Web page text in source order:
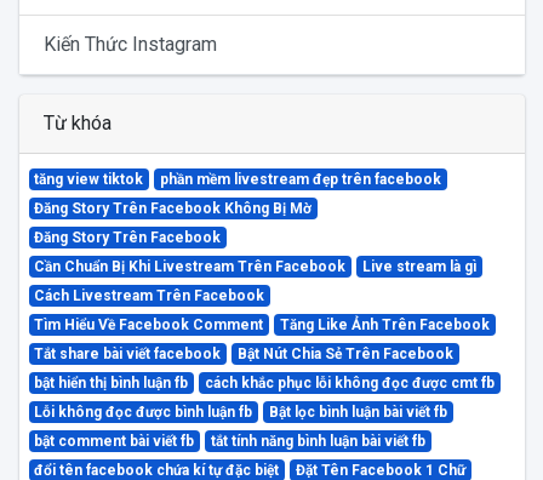
Kiến Thức Instagram
Từ khóa
tăng view tiktok
phần mềm livestream đẹp trên facebook
Đăng Story Trên Facebook Không Bị Mờ
Đăng Story Trên Facebook
Cần Chuẩn Bị Khi Livestream Trên Facebook
Live stream là gì
Cách Livestream Trên Facebook
Tìm Hiểu Về Facebook Comment
Tăng Like Ảnh Trên Facebook
Tắt share bài viết facebook
Bật Nút Chia Sẻ Trên Facebook
bật hiển thị bình luận fb
cách khắc phục lỗi không đọc được cmt fb
Lỗi không đọc được bình luận fb
Bật lọc bình luận bài viết fb
bật comment bài viết fb
tắt tính năng bình luận bài viết fb
đổi tên facebook chứa kí tự đặc biệt
Đặt Tên Facebook 1 Chữ